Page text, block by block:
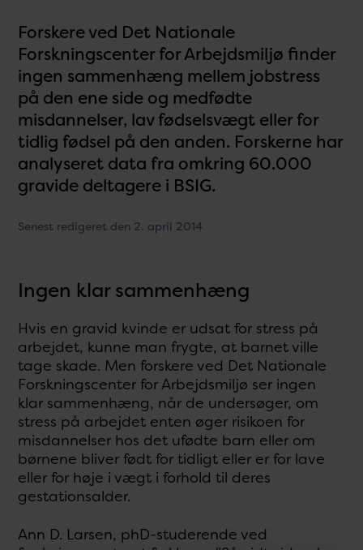
Forskere ved Det Nationale
Forskningscenter for Arbejdsmiljø finder
ingen sammenhæng mellem jobstress
på den ene side og medfødte
misdannelser, lav fødselsvægt eller for
tidlig fødsel på den anden. Forskerne har
analyseret data fra omkring 60.000
gravide deltagere i BSIG.
Senest redigeret den 2. april 2014
Ingen klar sammenhæng
Hvis en gravid kvinde er udsat for stress på
arbejdet, kunne man frygte, at barnet ville
tage skade. Men forskere ved Det Nationale
Forskningscenter for Arbejdsmiljø ser ingen
klar sammenhæng, når de undersøger, om
stress på arbejdet enten øger risikoen for
misdannelser hos det ufødte barn eller om
børnene bliver født for tidligt eller er for lave
eller for høje i vægt i forhold til deres
gestationsalder.
Ann D. Larsen, phD-studerende ved